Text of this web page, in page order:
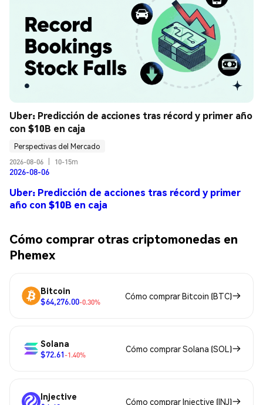
Uber: Predicción de acciones tras récord y primer año
con $10B en caja
Perspectivas del Mercado
2026-08-06
10-15m
2026-08-06
Uber: Predicción de acciones tras récord y primer
año con $10B en caja
Cómo comprar otras criptomonedas en
Phemex
Bitcoin
$64,276.00-0.30%
Cómo comprar Bitcoin (BTC)
Solana
$72.61-1.40%
Cómo comprar Solana (SOL)
Injective
Cómo comprar Injective (INJ)